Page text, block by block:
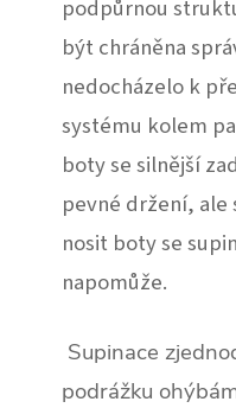
podpůrnou
být chráněna
nedocházelo k
systému kolem
boty se silnější
pevné držení,
nosit boty se
napomůže.
Supinace
podrážku